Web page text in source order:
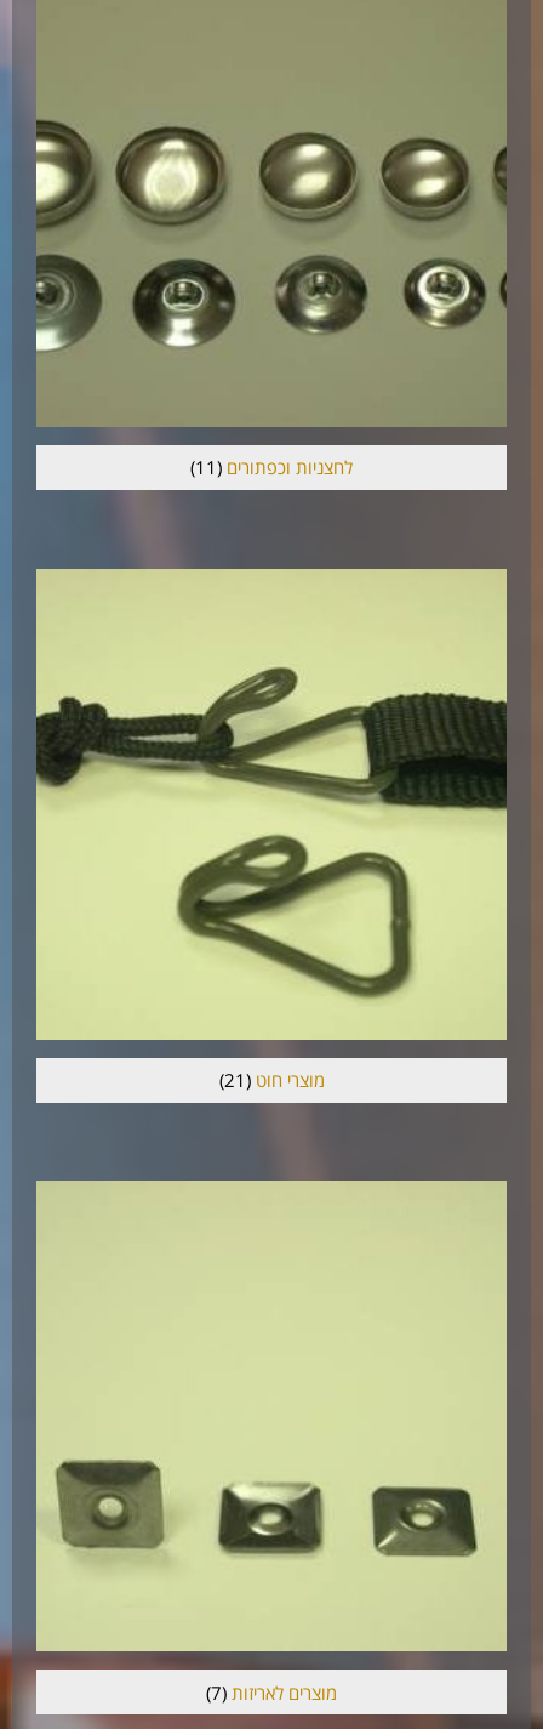
לחצניות וכפתורים (11)
מוצרי חוט(21)
מוצרים לאריזות (7)